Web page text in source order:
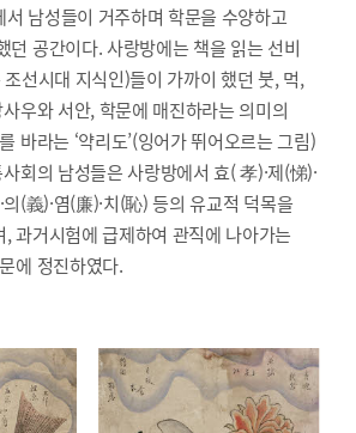
남성들이 거주하며 학문을 수양하고
던 공간이다. 사랑방에는 책을 읽는 선비
선시대 지식인)들이 가까이 했던 붓, 먹,
우와 서안, 학문에 매진하라는 의미의
바라는 ‘약리도’(잉어가 뛰어오르는 그림)
회의 남성들은 사랑방에서 효( 孝)·제(悌)·
(義)·염(廉)·치(恥) 등의 유교적 덕목을
과거시험에 급제하여 관직에 나아가는
에 정진하였다.